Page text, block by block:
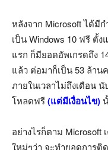
หลังจาก Microsoft ได้มี
เป็น Windows 10 ฟรี ตั้
แรก ก็มียอดอัพเกรดถึง
แล้ว ต่อมาก็เป็น 53 ล้าน
ภายในเวลาไม่ถึงเดือน
โหลดฟรี(แต่มีเงื่อนไข)
อย่างไรก็ตาม Microsoft
ใหม่ๆว่า จะทำยอดการติ